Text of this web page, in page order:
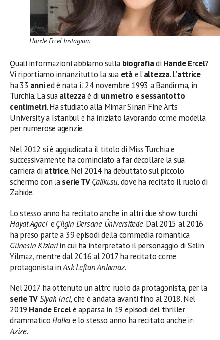
Hande Ercel Instagram
Quali informazioni abbiamo sulla biografiadi Hande Ercel?
Vi riportiamo innanzitutto la sua etàe l’altezza. L’attrice
ha 33 annied è nata il 24 novembre 1993 a Bandirma, in
Turchia. La suaaltezzaè di un metro e sessantotto
centimetri. Ha studiato alla Mimar Sinan Fine Arts
University a Istanbul e ha iniziato lavorando come modella
per numerose agenzie.
Nel 2012 si è aggiudicata il titolo di Miss Turchia e
successivamente ha cominciato a far decollare la sua
carriera di attrice. Nel 2014 ha debuttato sul piccolo
schermo con laserie TVÇalikusu, dove ha recitato il ruolo di
Zahide.
Lo stesso anno ha recitato anche in altri due show turchi
Hayat Agaci e Çilgin Dersane Üniversitede. Dal 2015 al 2016
ha preso parte a 39 episodi della commedia romantica
Günesin Kizlariin cui ha interpretato il personaggio di Selin
Yilmaz, mentre dal 2016 al 2017 ha recitato come
protagonista inAsk Laftan Anlamaz.
Nel 2017 ha ottenuto un altro ruolo da protagonista, per la
serie TVSiyah Inci, che è andata avanti fino al 2018. Nel
2019 Hande Ercelè apparsa in 19 episodi del thriller
drammaticoHalkae lo stesso anno ha recitato anche in
Azize.